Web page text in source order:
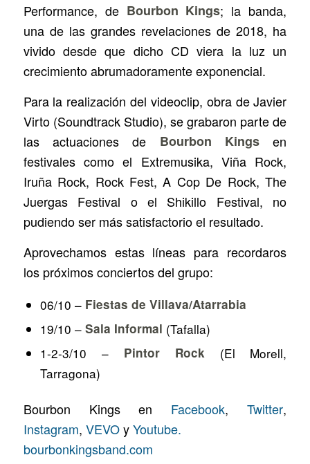
Performance, de Bourbon Kings; la banda,
una de las grandes revelaciones de 2018, ha
vivido desde que dicho CD viera la luz un
crecimiento abrumadoramente exponencial.
Para la realización del videoclip, obra de Javier
Virto (Soundtrack Studio), se grabaron parte de
las actuaciones de Bourbon Kings en
festivales como el Extremusika, Viña Rock,
Iruña Rock, Rock Fest, A Cop De Rock, The
Juergas Festival o el Shikillo Festival, no
pudiendo ser más satisfactorio el resultado.
Aprovechamos estas líneas para recordaros
los próximos conciertos del grupo:
06/10 – Fiestas de Villava/Atarrabia
19/10 – Sala Informal (Tafalla)
1-2-3/10 – Pintor Rock(El Morell,
Tarragona)
Bourbon Kings en Facebook,Twitter,
Instagram, VEVOyYoutube.
bourbonkingsband.com